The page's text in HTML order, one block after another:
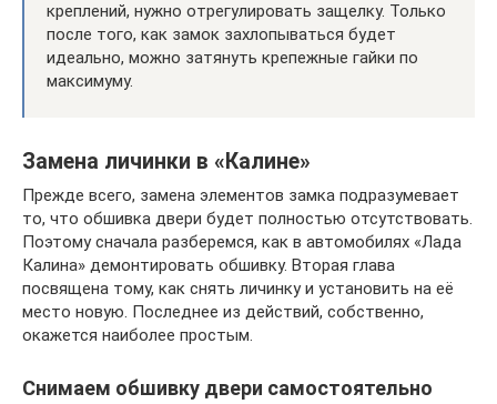
креплений, нужно отрегулировать защелку. Только
после того, как замок захлопываться будет
идеально, можно затянуть крепежные гайки по
максимуму.
Замена личинки в «Калине»
Прежде всего, замена элементов замка подразумевает
то, что обшивка двери будет полностью отсутствовать.
Поэтому сначала разберемся, как в автомобилях «Лада
Калина» демонтировать обшивку. Вторая глава
посвящена тому, как снять личинку и установить на её
место новую. Последнее из действий, собственно,
окажется наиболее простым.
Снимаем обшивку двери самостоятельно